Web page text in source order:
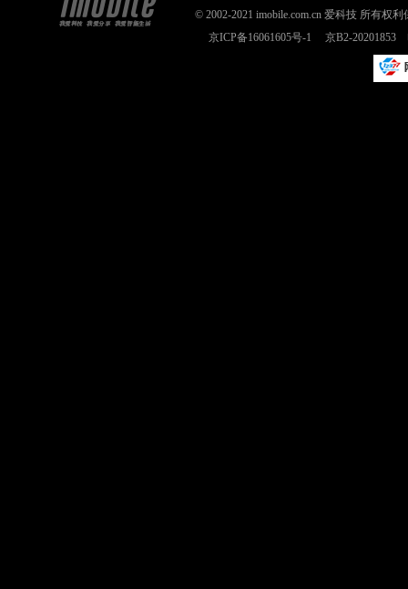
© 2002-2021 imobile.com.cn 爱科技 所有权
京ICP备16061605号-1
京B2-20201853